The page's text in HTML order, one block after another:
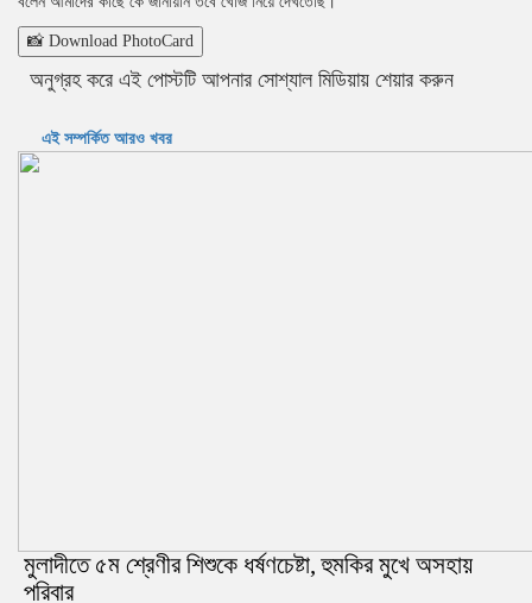
📸 Download PhotoCard
অনুগ্রহ করে এই পোস্টটি আপনার সোশ্যাল মিডিয়ায় শেয়ার করুন
এই সম্পর্কিত আরও খবর
মুলাদীতে ৫ম শ্রেণীর শিশুকে ধর্ষণচেষ্টা, হুমকির মুখে অসহায়
পরিবার